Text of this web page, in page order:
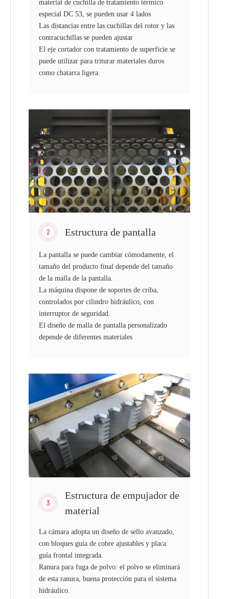
material de cuchilla de tratamiento térmico
especial DC 53, se pueden usar 4 lados
Las distancias entre las cuchillas del rotor y las
contracuchillas se pueden ajustar
El eje cortador con tratamiento de superficie se
puede utilizar para triturar materiales duros
como chatarra ligera.
Estructura de pantalla
La pantalla se puede cambiar cómodamente, el
tamaño del producto final depende del tamaño
de la malla de la pantalla.
La máquina dispone de soportes de criba,
controlados por cilindro hidráulico, con
interruptor de seguridad.
El diseño de malla de pantalla personalizado
depende de diferentes materiales
Estructura de empujador de
material
La cámara adopta un diseño de sello avanzado,
con bloques guía de cobre ajustables y placa
guía frontal integrada.
Ranura para fuga de polvo: el polvo se eliminará
de esta ranura, buena protección para el sistema
hidráulico.